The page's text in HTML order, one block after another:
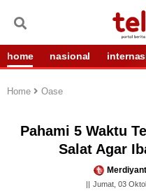
home nasional
Home Oase
Pahami 5 Waktu
Salat Agar
Jumat, 03